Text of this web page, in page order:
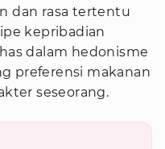
dan rasa tertentu
kepribadian
dalam hedonisme
preferensi makanan
seseorang.